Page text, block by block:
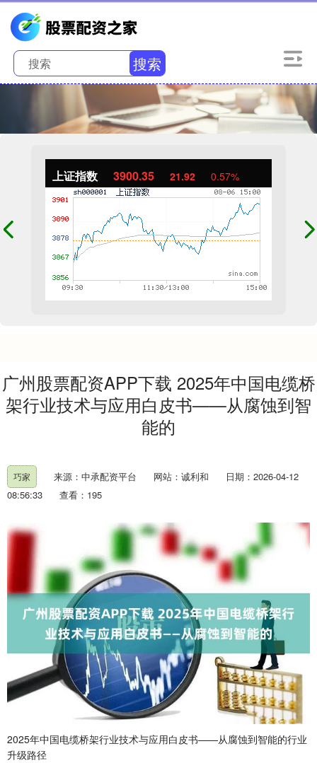
搜索
上证指数 3900.35 21.92 0.57%
广州股票配资APP下载 2025年中国电缆桥
架行业技术与应用白皮书——从腐蚀到智
能的
巧家 来源：中承配资平台 网站：诚利和
日期：2026-04-12
08:56:33
查看：195
2025年中国电缆桥架行业技术与应用白皮书——从腐蚀到智能的行业
升级路径